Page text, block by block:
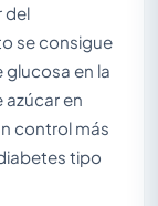
del
se consigue
glucosa en la
azúcar en
control más
tipo